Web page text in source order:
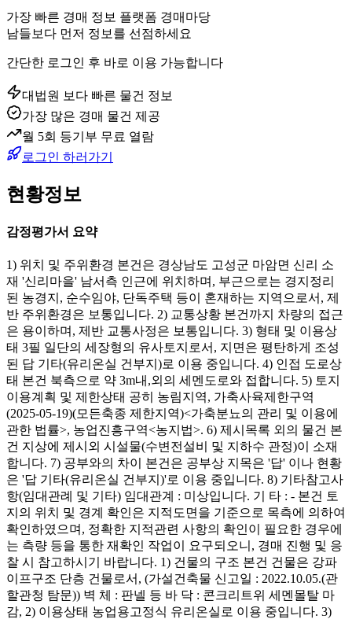
가장 빠른 경매 정보 플랫폼 경매마당
남들보다 먼저 정보를 선점하세요
간단한 로그인 후 바로 이용 가능합니다
대법원 보다 빠른 물건 정보
가장 많은 경매 물건 제공
월 5회 등기부 무료 열람
로그인 하러가기
현황정보
감정평가서 요약
1) 위치 및 주위환경 본건은 경상남도 고성군 마암면 신리 소
재 '신리마을' 남서측 인근에 위치하며, 부근으로는 경지정리
된 농경지, 순수임야, 단독주택 등이 혼재하는 지역으로서, 제
반 주위환경은 보통입니다. 2) 교통상황 본건까지 차량의 접근
은 용이하며, 제반 교통사정은 보통입니다. 3) 형태 및 이용상
태 3필 일단의 세장형의 유사토지로서, 지면은 평탄하게 조성
된 답 기타(유리온실 건부지)로 이용 중입니다. 4) 인접 도로상
태 본건 북측으로 약 3m내,외의 세멘도로와 접합니다. 5) 토지
이용계획 및 제한상태 공히 농림지역, 가축사육제한구역
(2025-05-19)(모든축종 제한지역)<가축분뇨의 관리 및 이용에
관한 법률>, 농업진흥구역<농지법>. 6) 제시목록 외의 물건 본
건 지상에 제시외 시설물(수변전설비 및 지하수 관정)이 소재
합니다. 7) 공부와의 차이 본건은 공부상 지목은 '답' 이나 현황
은 '답 기타(유리온실 건부지)'로 이용 중입니다. 8) 기타참고사
항(임대관례 및 기타) 임대관계 : 미상입니다. 기 타 : - 본건 토
지의 위치 및 경계 확인은 지적도면을 기준으로 목측에 의하여
확인하였으며, 정확한 지적관련 사항의 확인이 필요한 경우에
는 측량 등을 통한 재확인 작업이 요구되오니, 경매 진행 및 응
찰 시 참고하시기 바랍니다. 1) 건물의 구조 본건 건물은 강파
이프구조 단층 건물로서, (가설건축물 신고일 : 2022.10.05.(관
할관청 탐문)) 벽 체 : 판넬 등 바 닥 : 콘크리트위 세멘몰탈 마
감, 2) 이용상태 농업용고정식 유리온실로 이용 중입니다. 3)